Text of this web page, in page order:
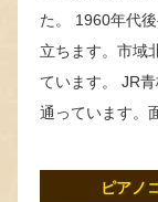
た。 1960年代
立ちます。市域
ています。 JR
通っています。
ピアノ